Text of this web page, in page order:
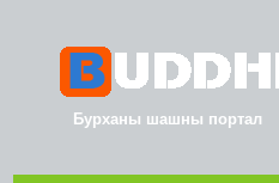
Бурханы шашны портал